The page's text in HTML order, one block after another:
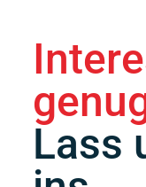
Lass